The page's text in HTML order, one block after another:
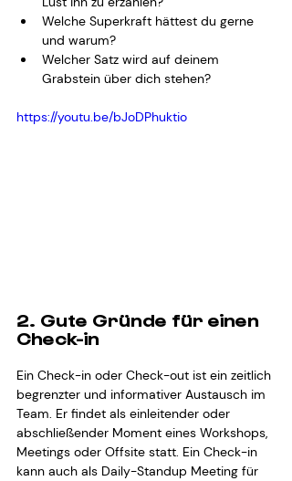
Welche Superkraft hättest du gerne
und warum?
Welcher Satz wird auf deinem
Grabstein über dich stehen?
https://youtu.be/bJoDPhuktio
2. Gute Gründe für einen
Check-in
Ein Check-in oder Check-out ist ein zeitlich
begrenzter und informativer Austausch im
Team. Er findet als einleitender oder
abschließender Moment eines Workshops,
Meetings oder Offsite statt. Ein Check-in
kann auch als Daily-Standup Meeting für